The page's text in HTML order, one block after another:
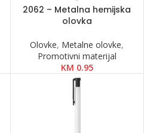
2062 – Metalna hemijska
olovka
Olovke, Metalne olovke,
Promotivni materijal
KM 0.95